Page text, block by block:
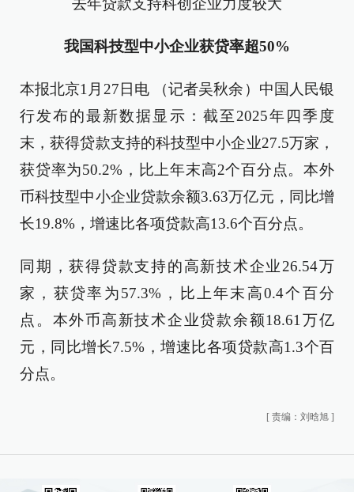
去年贷款支持科创企业力度较大
我国科技型中小企业获贷率超50%
本报北京1月27日电 （记者吴秋余）中国人民银
行发布的最新数据显示：截至2025年四季度
末，获得贷款支持的科技型中小企业27.5万家，
获贷率为50.2%，比上年末高2个百分点。本外
币科技型中小企业贷款余额3.63万亿元，同比增
长19.8%，增速比各项贷款高13.6个百分点。
同期，获得贷款支持的高新技术企业26.54万
家，获贷率为57.3%，比上年末高0.4个百分
点。本外币高新技术企业贷款余额18.61万亿
元，同比增长7.5%，增速比各项贷款高1.3个百
分点。
[ 责编：刘晗旭 ]